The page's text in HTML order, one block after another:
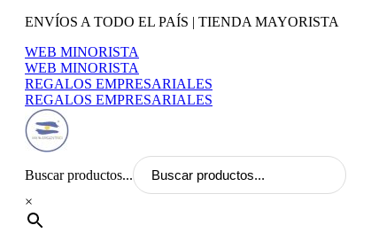
contenido
ENVÍOS A TODO EL PAÍS | TIENDA MAYORISTA
WEB MINORISTA
WEB MINORISTA
REGALOS EMPRESARIALES
REGALOS EMPRESARIALES
Buscar productos...
×